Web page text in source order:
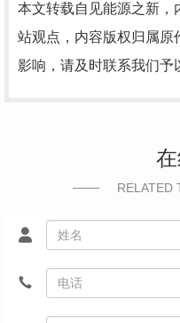
本文转载自见能源之新，
站观点，内容版权归属原
影响，请及时联系我们予
RELATED